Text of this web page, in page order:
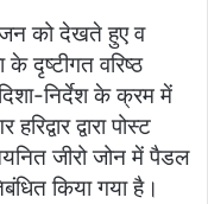
को देखते हुए व
दृष्टीगत वरिष्ठ
निर्देश के क्रम में
द्वारा पोस्ट
जीरो जोन में पैडल
किया गया है।